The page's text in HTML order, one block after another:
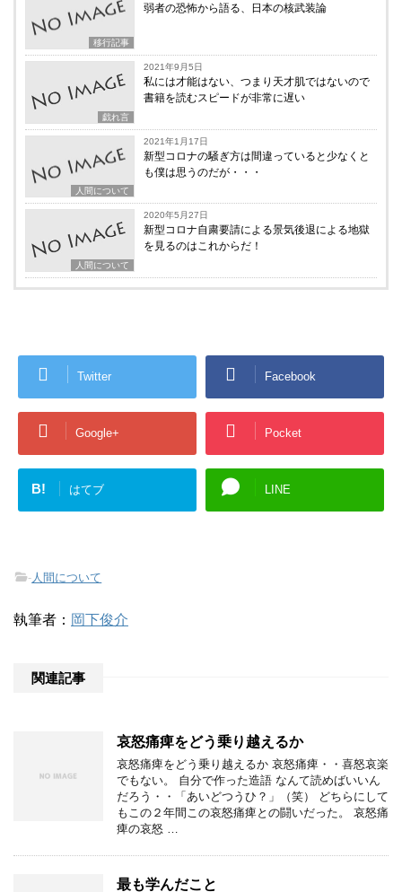
移行記事
弱者の恐怖から語る、日本の核武装論
戯れ言
2021年9月5日
私には才能はない、つまり天才肌ではないので
書籍を読むスピードが非常に遅い
人間について
2021年1月17日
新型コロナの騒ぎ方は間違っていると少なくと
も僕は思うのだが・・・
人間について
2020年5月27日
新型コロナ自粛要請による景気後退による地獄
を見るのはこれからだ！
Twitter Facebook
Google+ Pocket
B! はてブ LINE
- 人間について
執筆者： 岡下俊介
関連記事
哀怒痛痺をどう乗り越えるか
哀怒痛痺をどう乗り越えるか 哀怒痛痺・・喜怒哀楽
でもない。 自分で作った造語 なんて読めばいいん
だろう・・「あいどつうひ？」（笑） どちらにして
もこの２年間この哀怒痛痺との闘いだった。 哀怒痛
痺の哀怒 …
最も学んだこと